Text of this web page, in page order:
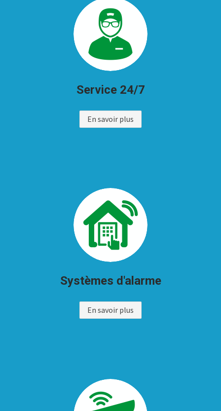
Service 24/7
En savoir plus
Systèmes d'alarme
En savoir plus